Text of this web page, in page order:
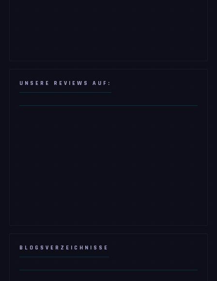
UNSERE REVIEWS AUF:
BLOGSVERZEICHNISSE